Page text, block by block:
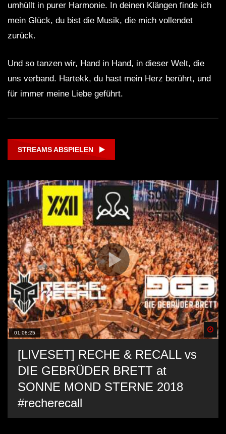
umhüllt in purer Harmonie. In deinen Klängen finde ich
mein Glück, du bist die Musik, die mich vollendet
zurück.
Und so tanzen wir, Hand in Hand, in dieser Welt, die
uns verband. Hartekk, du hast mein Herz berührt, und
für immer meine Liebe geführt.
STREAMS ABSPIELEN
01:08:25
[LIVESET] RECHE & RECALL vs
DIE GEBRÜDER BRETT at
SONNE MOND STERNE 2018
#recherecall